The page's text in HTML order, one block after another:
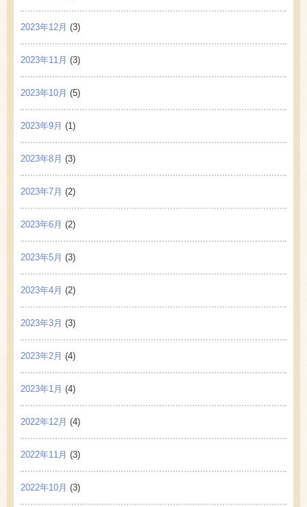
2023年12月 (3)
2023年11月 (3)
2023年10月 (5)
2023年9月 (1)
2023年8月 (3)
2023年7月 (2)
2023年6月 (2)
2023年5月 (3)
2023年4月 (2)
2023年3月 (3)
2023年2月 (4)
2023年1月 (4)
2022年12月 (4)
2022年11月 (3)
2022年10月 (3)